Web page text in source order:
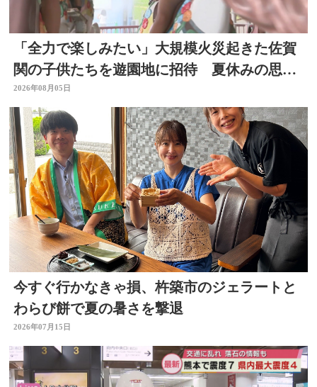
「全力で楽しみたい」大規模火災起きた佐賀
関の子供たちを遊園地に招待 夏休みの思い
出作りに 大分
2026年08月05日
今すぐ行かなきゃ損、杵築市のジェラートと
わらび餅で夏の暑さを撃退
2026年07月15日